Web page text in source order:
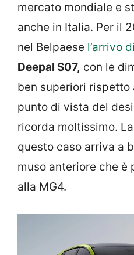
mercato mondiale e
anche in Italia. Per il
nel Belpaese l’arrivo
Deepal S07, con le
ben superiori rispetto
punto di vista del
ricorda moltissimo.
questo caso arriva a
muso anteriore che
alla MG4.